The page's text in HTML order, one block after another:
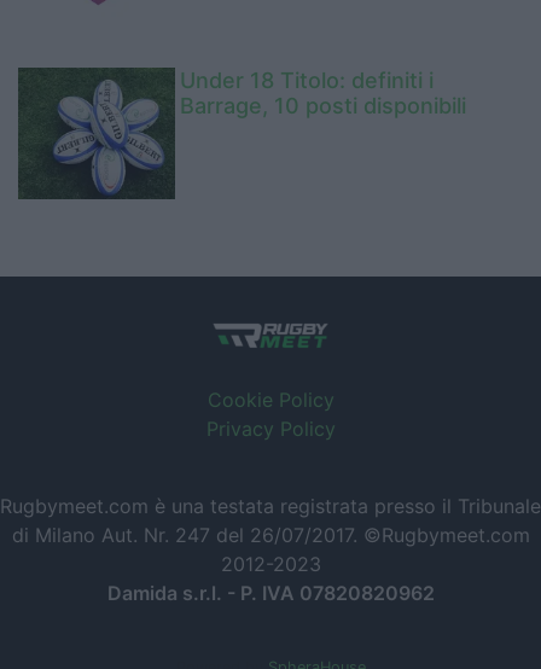
Under 18 Titolo: definiti i
Barrage, 10 posti disponibili
Cookie Policy
Privacy Policy
Rugbymeet.com è una testata registrata presso il Tribunale
di Milano Aut. Nr. 247 del 26/07/2017. ©Rugbymeet.com
2012-2023
Damida s.r.l. - P. IVA 07820820962